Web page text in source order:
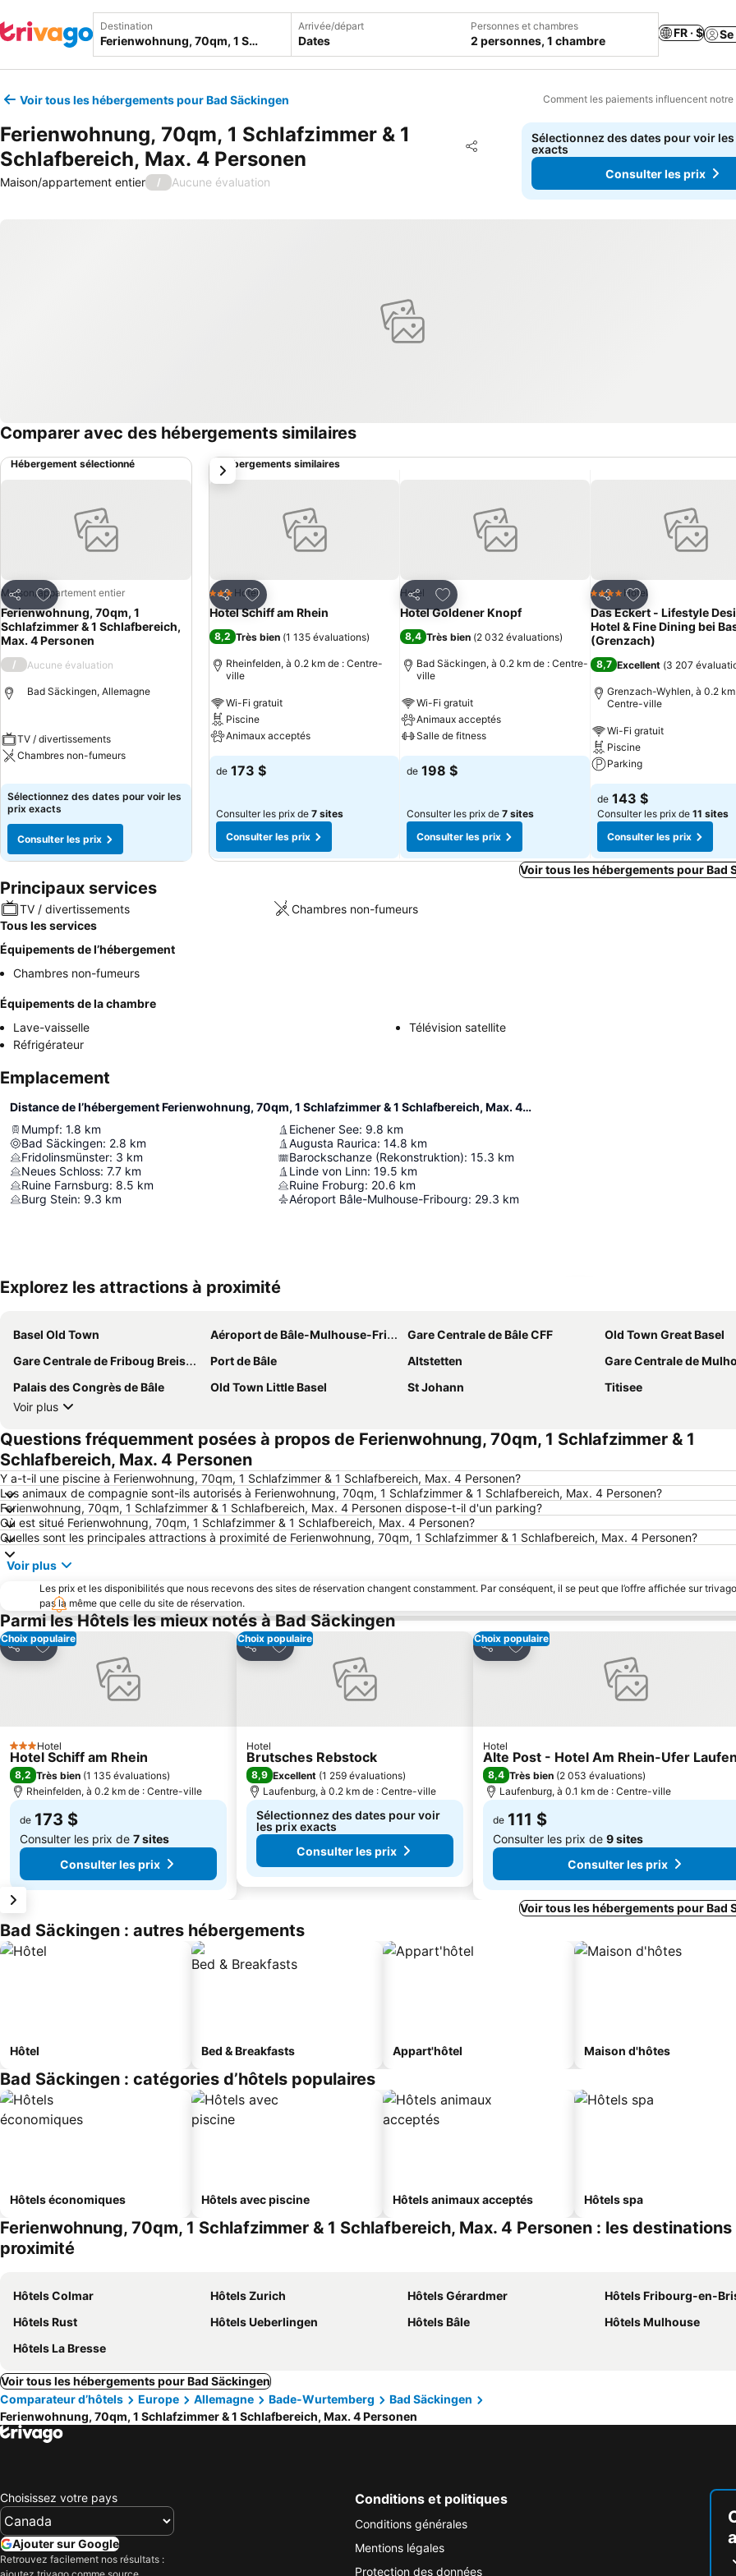
Destination Arrivée/départ
Dates
Personnes et chambres
2 personnes, 1 chambre
FR · $
Voir tous les hébergements pour Bad Säckingen Comment les paiements influencent
Ferienwohnung, 70qm, 1 Schlafzimmer & 1
Schlafbereich, Max. 4 Personen
Partager
Ajouter à mes favoris
Maison/appartement entier / Aucune évaluation
Sélectionnez des dates pour voir
exacts
Consulter les prix
Comparer avec des hébergements similaires
Hébergement sélectionné
Partager
Ajouter à mes favoris
Maison/appartement entier
Ferienwohnung, 70qm, 1
Schlafzimmer & 1 Schlafbereich,
Max. 4 Personen
/ Aucune évaluation
Bad Säckingen, Allemagne
TV / divertissements
Chambres non-fumeurs
Sélectionnez des dates pour voir les
prix exacts
Consulter les prix
Hébergements similaires
Partager
Ajouter à mes favoris
3 ÉtoilesHotel
Hotel Schiff am Rhein
8,2 Très bien (1 135 évaluations)
Rheinfelden, à 0.2 km de : Centre-
ville
Wi-Fi gratuit
Piscine
Animaux acceptés
de 173 $
Consulter les prix de 7 sites
Consulter les prix
Partager
Ajouter à mes favoris
Hotel
Hotel Goldener Knopf
8,4 Très bien (2 032 évaluations)
Bad Säckingen, à 0.2 km de : Centre-
ville
Wi-Fi gratuit
Animaux acceptés
Salle de fitness
de 198 $
Consulter les prix de 7 sites
Consulter les prix
Partager
Ajouter à mes
4 ÉtoilesHotel
Das Eckert - Lifestyle
Hotel & Fine Dining bei
(Grenzach)
8,7 Excellent (3 207
Grenzach-Wyhlen, à 0.2
Centre-ville
Wi-Fi gratuit
Piscine
Parking
de 143 $
Consulter les prix de 11 sites
Consulter les prix
suivant
Voir tous les hébergements pour Bad
Principaux services
TV / divertissements
Chambres non-fumeurs
Tous les services
Équipements de l’hébergement
Chambres non-fumeurs
Équipements de la chambre
Lave-vaisselle
Télévision satellite
Réfrigérateur
Emplacement
Distance de l’hébergement Ferienwohnung, 70qm, 1 Schlafzimmer & 1 Schlafbereich, Max. 4 Personen
Mumpf: 1.8 km
Bad Säckingen: 2.8 km
Fridolinsmünster: 3 km
Neues Schloss: 7.7 km
Ruine Farnsburg: 8.5 km
Burg Stein: 9.3 km
Eichener See: 9.8 km
Augusta Raurica: 14.8 km
Barockschanze (Rekonstruktion): 15.3 km
Linde von Linn: 19.5 km
Ruine Froburg: 20.6 km
Aéroport Bâle-Mulhouse-Fribourg: 29.3 km
Explorez les attractions à proximité
Basel Old Town Aéroport de Bâle-Mulhouse-Fribourg Gare Centrale de Bâle CFF
Old Town Great Basel
Gare Centrale de Friboug Breisgau
Port de Bâle Altstetten
Gare Centrale de
Palais des Congrès de Bâle
Old Town Little Basel St Johann
Titisee
Voir plus
Questions fréquemment posées à propos de Ferienwohnung, 70qm, 1 Schlafzimmer & 1
Schlafbereich, Max. 4 Personen
Y a-t-il une piscine à Ferienwohnung, 70qm, 1 Schlafzimmer & 1 Schlafbereich, Max. 4 Personen?
Les animaux de compagnie sont-ils autorisés à Ferienwohnung, 70qm, 1 Schlafzimmer & 1 Schlafbereich, Max. 4 Personen?
Ferienwohnung, 70qm, 1 Schlafzimmer & 1 Schlafbereich, Max. 4 Personen dispose-t-il d'un parking?
Où est situé Ferienwohnung, 70qm, 1 Schlafzimmer & 1 Schlafbereich, Max. 4 Personen?
Quelles sont les principales attractions à proximité de Ferienwohnung, 70qm, 1 Schlafzimmer & 1 Schlafbereich, Max. 4 Personen?
Voir plus
Les prix et les disponibilités que nous recevons des sites de réservation changent constamment. Par conséquent, il se peut que l’offre affichée sur
pas la même que celle du site de réservation.
Parmi les Hôtels les mieux notés à Bad Säckingen
Choix populaire
Partager
Ajouter à mes favoris
3 Étoiles
Hotel
Hotel Schiff am Rhein
8,2 Très bien (1 135 évaluations)
Rheinfelden, à 0.2 km de : Centre-ville
de 173 $
Consulter les prix de 7 sites
Consulter les prix
Choix populaire
Partager
Ajouter à mes favoris
Hotel
Brutsches Rebstock
8,9 Excellent (1 259 évaluations)
Laufenburg, à 0.2 km de : Centre-ville
Sélectionnez des dates pour voir
les prix exacts
Consulter les prix
Choix populaire
Partager
Ajouter à mes favoris
Hotel
Alte Post - Hotel Am Rhein-Ufer
8,4 Très bien (2 053 évaluations)
Laufenburg, à 0.1 km de : Centre-ville
de 111 $
Consulter les prix de 9 sites
Consulter les prix
Voir tous les hébergements pour Bad
Bad Säckingen : autres hébergements
Hôtel Bed & Breakfasts Appart'hôtel Maison d'hôtes
Bad Säckingen : catégories d’hôtels populaires
Hôtels économiques Hôtels avec piscine Hôtels animaux acceptés Hôtels spa
Ferienwohnung, 70qm, 1 Schlafzimmer & 1 Schlafbereich, Max. 4 Personen : les destinations
proximité
Hôtels Colmar Hôtels Zurich Hôtels Gérardmer
Hôtels Fribourg-en-
Hôtels Rust
Hôtels Ueberlingen Hôtels Bâle
Hôtels Mulhouse
Hôtels La Bresse
Voir tous les hébergements pour Bad Säckingen
Comparateur d’hôtels
Europe Allemagne Bade-Wurtemberg
Bad Säckingen
Ferienwohnung, 70qm, 1 Schlafzimmer & 1 Schlafbereich, Max. 4 Personen
Choisissez votre pays
Ajouter sur Google
Retrouvez facilement nos résultats :
Conditions et politiques
Conditions générales
Mentions légales
Protection des données